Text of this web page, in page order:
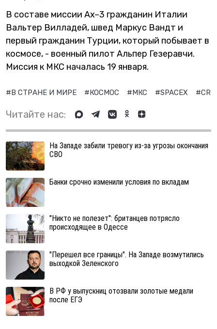
В составе миссии Ax–3 гражданин Италии
Вальтер Вилладей, швед Маркус Вандт и
первый гражданин Турции, который побывает в
космосе, - военный пилот Альпер Гезеравчи.
Миссия к МКС началась 19 января.
#В СТРАНЕ И МИРЕ #КОСМОС #МКС #SPACEX
Читайте нас:
На Западе забили тревогу из-за угрозы окончания
СВО
Банки срочно изменили условия по вкладам
"Никто не полезет": британцев потрясло
происходящее в Одессе
"Перешел все границы". На Западе возмутились
выходкой Зеленского
В РФ у выпускниц отозвали золотые медали
после ЕГЭ